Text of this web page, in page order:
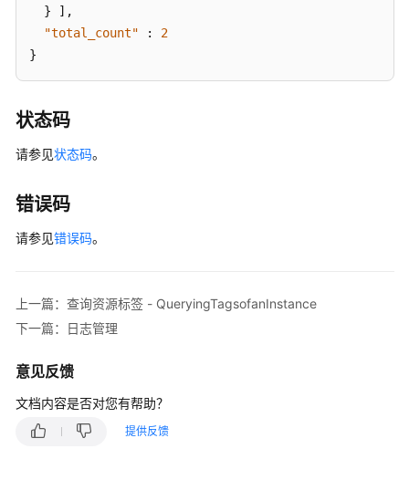
管
理
号
管
查
资
例
QueryinganInstancebyTag
}
] ,
"total_count"
:
2
}
状态码
请参见状态码。
错误码
请参见错误码。
上一篇：查询资源标签 - QueryingTagsofanInstance
下一篇：日志管理
意见反馈
文档内容是否对您有帮助？
提供反馈